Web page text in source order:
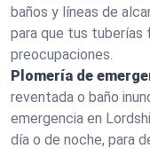
baños y líneas de
para que tus tuberías
preocupaciones.
Plomería de
reventada o baño
emergencia en
día o de noche, para